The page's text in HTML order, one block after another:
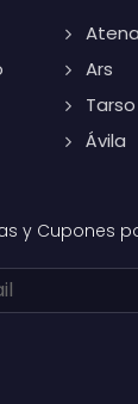
Ars
Tarso
Ávila
y Cupones